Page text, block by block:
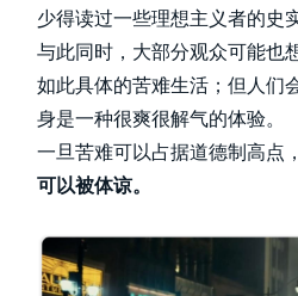
少得读过一些理想主义者的史
与此同时，大部分观众可能也
如此具体的苦难生活；但人们
身是一种很爽很解气的体验。
一旦苦难可以占据道德制高点，
可以被体谅。